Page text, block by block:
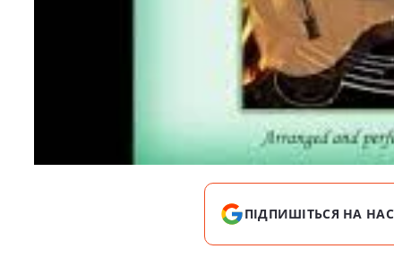
ПІДПИШІТЬСЯ НА НАС